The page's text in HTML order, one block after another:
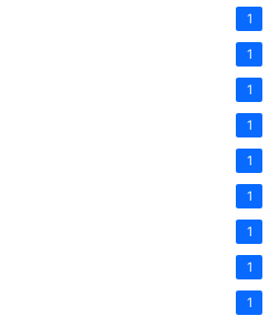
1
1
1
1
1
1
1
1
1